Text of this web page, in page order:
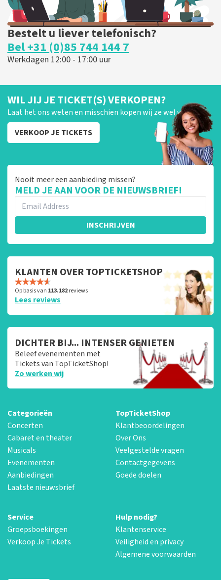
Bestelt u liever telefonisch?
Bel +31 (0)85 744 144 7
Werkdagen 12:00 - 17:00 uur
WIL JIJ JE TICKET(S) VERKOPEN?
Laat het ons weten en misschien kopen wij ze wel van je!
VERKOOP JE TICKETS
Nooit meer een aanbieding missen?
MELD JE AAN VOOR DE NIEUWSBRIEF!
INSCHRIJVEN
KLANTEN OVER TOPTICKETSHOP
Op basis van 113.182reviews
Lees reviews
DICHTER BIJ... INTENSER GENIETEN
Beleef evenementen met
Tickets van TopTicketShop!
Zo werken wij
Categorieën
Concerten
Cabaret en theater
Musicals
Evenementen
Aanbiedingen
Laatste nieuwsbrief
TopTicketShop
Klantbeoordelingen
Over Ons
Veelgestelde vragen
Contactgegevens
Goede doelen
Service
Groepsboekingen
Verkoop Je Tickets
Hulp nodig?
Klantenservice
Veiligheid en privacy
Algemene voorwaarden